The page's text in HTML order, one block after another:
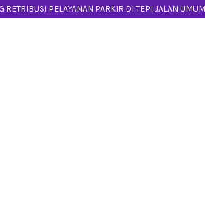
RETRIBUSI PELAYANAN PARKIR DI TEPI JALAN UMUM